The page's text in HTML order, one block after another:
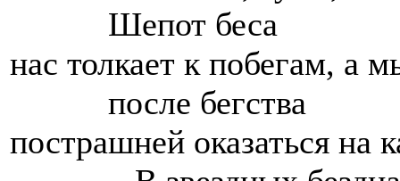
Шепот беса
нас толкает к побегам, а
после бегства
пострашней оказаться на